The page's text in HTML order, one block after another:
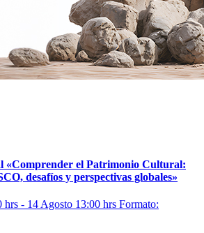
«Comprender el Patrimonio Cultural:
desafíos y perspectivas globales»
hrs - 14 Agosto 13:00 hrs Formato: